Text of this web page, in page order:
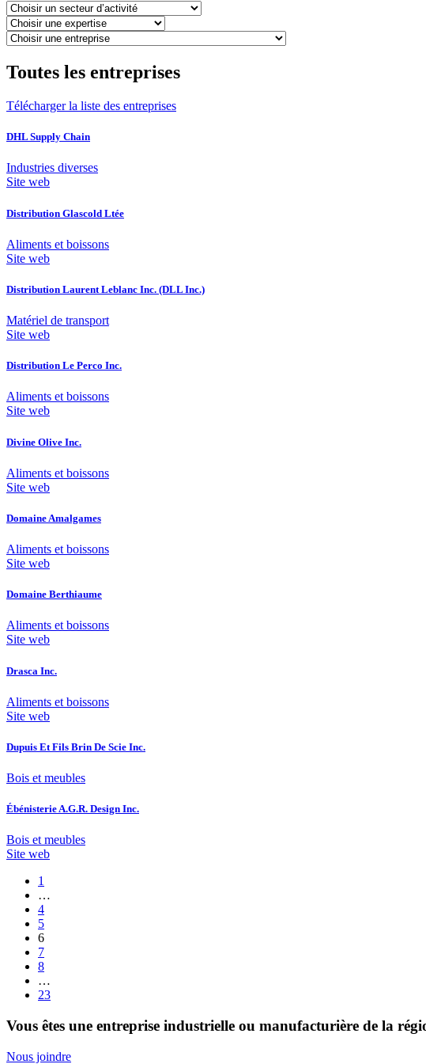
Toutes les entreprises
Télécharger la liste des entreprises
DHL Supply Chain
Industries diverses
Site web
Distribution Glascold Ltée
Aliments et boissons
Site web
Distribution Laurent Leblanc Inc. (DLL Inc.)
Matériel de transport
Site web
Distribution Le Perco Inc.
Aliments et boissons
Site web
Divine Olive Inc.
Aliments et boissons
Site web
Domaine Amalgames
Aliments et boissons
Site web
Domaine Berthiaume
Aliments et boissons
Site web
Drasca Inc.
Aliments et boissons
Site web
Dupuis Et Fils Brin De Scie Inc.
Bois et meubles
Ébénisterie A.G.R. Design Inc.
Bois et meubles
Site web
1
…
4
5
6
7
8
…
23
Vous êtes une entreprise industrielle ou manufacturière de la
Nous joindre